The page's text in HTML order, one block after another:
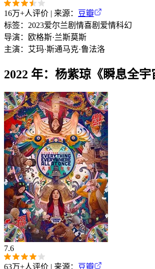
16万+人评价 | 来源：
豆瓣
标签： 2023爱尔兰剧情喜剧 爱情科幻
导演：
欧格斯·兰斯莫斯
主演： 艾玛·斯通马克·鲁法洛
2022 年：杨紫琼《瞬息全宇
7.6
63万+人评价 | 来源： 豆瓣